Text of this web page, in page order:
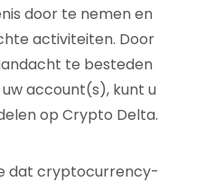
door te nemen en
activiteiten. Door
te besteden
account(s), kunt u
op Crypto Delta.
dat cryptocurrency-